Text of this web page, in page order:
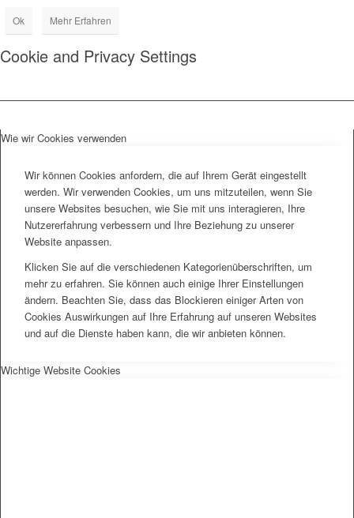
Ok Mehr Erfahren
Cookie and Privacy Settings
Wie wir Cookies verwenden
Wir können Cookies anfordern, die auf Ihrem Gerät eingestellt
werden. Wir verwenden Cookies, um uns mitzuteilen, wenn Sie
unsere Websites besuchen, wie Sie mit uns interagieren, Ihre
Nutzererfahrung verbessern und Ihre Beziehung zu unserer
Website anpassen.
Klicken Sie auf die verschiedenen Kategorienüberschriften, um
mehr zu erfahren. Sie können auch einige Ihrer Einstellungen
ändern. Beachten Sie, dass das Blockieren einiger Arten von
Cookies Auswirkungen auf Ihre Erfahrung auf unseren Websites
und auf die Dienste haben kann, die wir anbieten können.
Wichtige Website Cookies